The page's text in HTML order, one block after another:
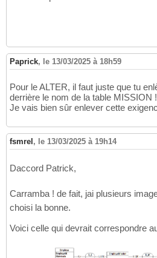
70
71
72
74
75
76
78
79
81
84
85
87
   TypeMissionId
CONSTRAINT
);
   MissionId
INT,
   EmployeId
INT,
CONSTRAINT
CONSTRAINT
);
CREATE
   EmployeId
INT NOT
CONSTRAINT
CONSTRAINT
CONSTRAINT
Paprick, le 13/03/2025 à 18h59
Pour le ALTER, il faut juste que tu
derrière le nom de la table MISSION !
Je vais bien sûr enlever cette
fsmrel , le 13/03/2025 à 19h14
Daccord Patrick,
Carramba ! de fait, jai plusieurs
choisi la bonne.
Voici celle qui devrait correspondre